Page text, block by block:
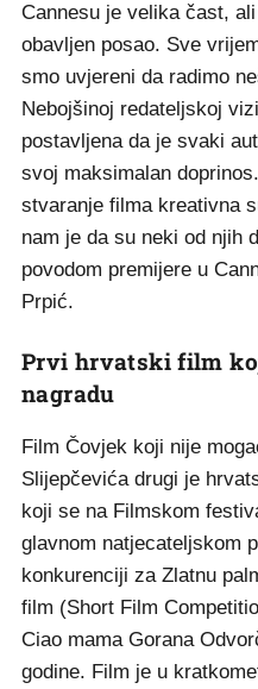
Cannesu je velika čast,
obavljen posao. Sve
smo uvjereni da radimo
Nebojšinoj redateljskoj
postavljena da je svaki
svoj maksimalan
stvaranje filma kreativna
nam je da su neki od njih
povodom premijere u
Prpić.
Prvi hrvatski film
nagradu
Film Čovjek koji nije
Slijepčevića drugi je
koji se na Filmskom
glavnom natjecateljskom
konkurenciji za Zlatnu
film (Short Film
Ciao mama Gorana
godine. Film je u